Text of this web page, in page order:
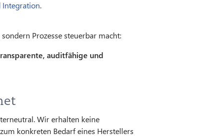
Integration.
Prozesse steuerbar macht:
auditfähige und
Wir erhalten keine
konkreten Bedarf eines Herstellers